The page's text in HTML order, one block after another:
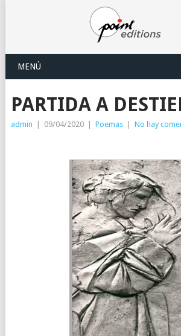
MENÚ
PARTIDA A
admin 09/04/2020 Poemas No hay